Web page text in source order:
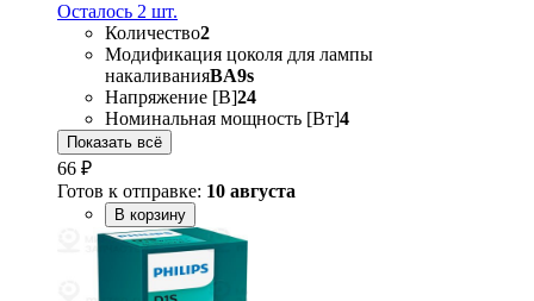
Осталось 2 шт.
Количество2
Модификация цоколя для лампы
накаливанияBA9s
Напряжение [В]24
Номинальная мощность [Вт]4
Показать всё
66 ₽
Готов к отправке: 10 августа
В корзину